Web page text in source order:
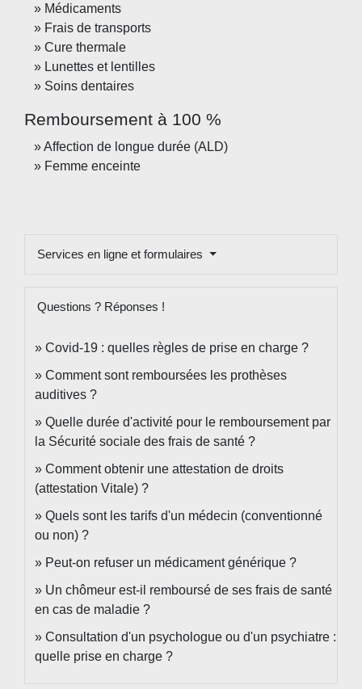
Médicaments
Frais de transports
Cure thermale
Lunettes et lentilles
Soins dentaires
Remboursement à 100 %
Affection de longue durée (ALD)
Femme enceinte
Services en ligne et formulaires
Questions ? Réponses !
Covid-19 : quelles règles de prise en charge ?
Comment sont remboursées les prothèses
auditives ?
Quelle durée d'activité pour le remboursement par
la Sécurité sociale des frais de santé ?
Comment obtenir une attestation de droits
(attestation Vitale) ?
Quels sont les tarifs d'un médecin (conventionné
ou non) ?
Peut-on refuser un médicament générique ?
Un chômeur est-il remboursé de ses frais de santé
en cas de maladie ?
Consultation d'un psychologue ou d'un psychiatre :
quelle prise en charge ?